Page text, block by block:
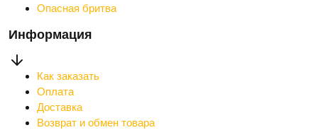
Опасная бритва
Информация
Как заказать
Оплата
Доставка
Возврат и обмен товара